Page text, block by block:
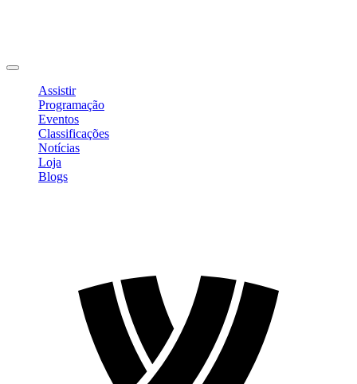
Assistir
Programação
Eventos
Classificações
Notícias
Loja
Blogs